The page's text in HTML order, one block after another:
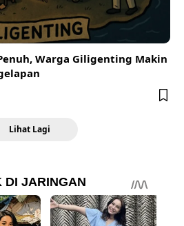
Warga Giligenting Makin
Lihat Lagi